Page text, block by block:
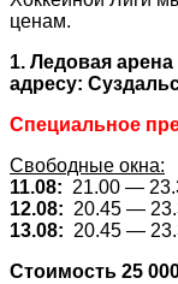
ценам.
1. Ледовая
адресу:
Специальное
Свободные окна:
11.08: 21.00 —
12.08: 20.45 —
13.08: 20.45 —
Стоимость 25